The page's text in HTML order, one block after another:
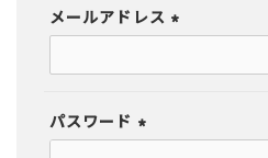
メールアドレス
須)
パスワード
特徴